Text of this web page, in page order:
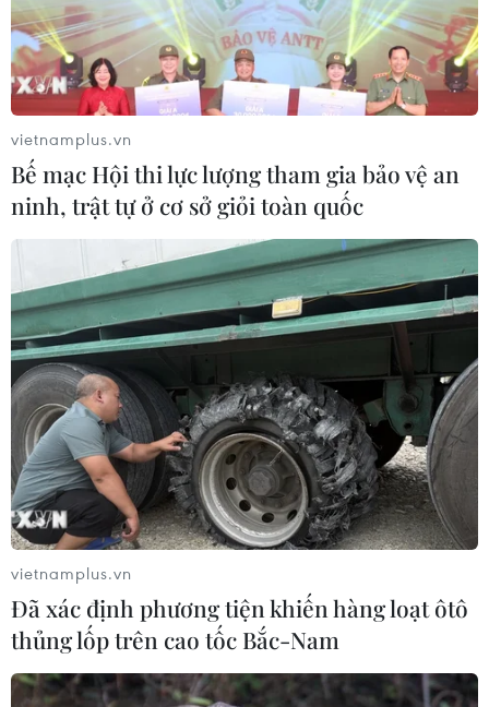
"Báo động đỏ" chất lượng lao động du lịch
đồng bằng sông Cửu Long
18/07/2016 07:23
Các kết quả nghiên cứu của Dự án EU cho thấy tỷ lệ
nguồn nhân lực được đánh giá đáp ứng yêu cầu công
việc chiếm tỷ lệ rất thấp, dưới 10% trong lĩnh vực lưu trú
và 15-36% trong lĩnh vực lữ hành.
vietnamplus.vn
Bế mạc Hội thi lực lượng tham gia bảo vệ an
ninh, trật tự ở cơ sở giỏi toàn quốc
vietnamplus.vn
Đã xác định phương tiện khiến hàng loạt ôtô
thủng lốp trên cao tốc Bắc-Nam